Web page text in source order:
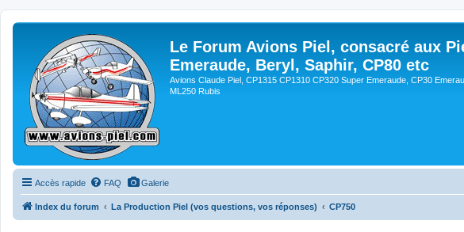
Le Forum Avions Piel, consacré aux
Emeraude, Beryl, Saphir, CP80 etc
Avions Claude Piel, CP1315 CP1310 CP320 Super Emeraude, CP30
ML250 Rubis
Accès rapide FAQ Galerie
Index du forum La Production Piel (vos questions, vos réponses) CP750